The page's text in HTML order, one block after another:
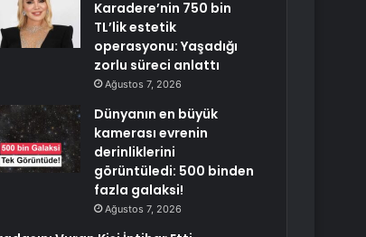
Karadere’nin 750 bin
TL’lik estetik
operasyonu: Yaşadığı
zorlu süreci anlattı
Ağustos 7, 2026
Dünyanın en büyük
kamerası evrenin
derinliklerini
görüntüledi: 500 binden
fazla galaksi!
Ağustos 7, 2026